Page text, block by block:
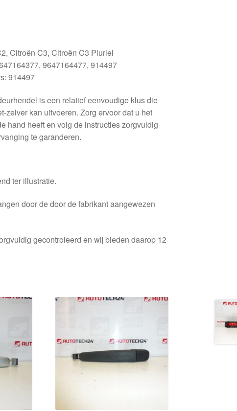
Citroën C3, Citroën C3 Pluriel
9647164477, 914497
914497
is een relatief eenvoudige klus die
zelver kan uitvoeren. Zorg ervoor dat u het
hand heeft en volg de instructies zorgvuldig
te garanderen.
ter illustratie.
door de door de fabrikant aangewezen
gecontroleerd en wij bieden daarop 12